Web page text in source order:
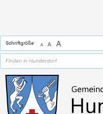
Schriftgröße A A A